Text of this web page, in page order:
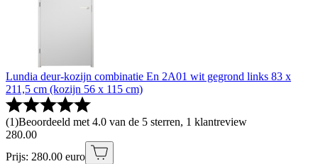
Lundia deur-kozijn combinatie En 2A01 wit gegrond links 83 x
211,5 cm (kozijn 56 x 115 cm)
(1)Beoordeeld met 4.0 van de 5 sterren, 1 klantreview
280.00
Prijs: 280.00 euro